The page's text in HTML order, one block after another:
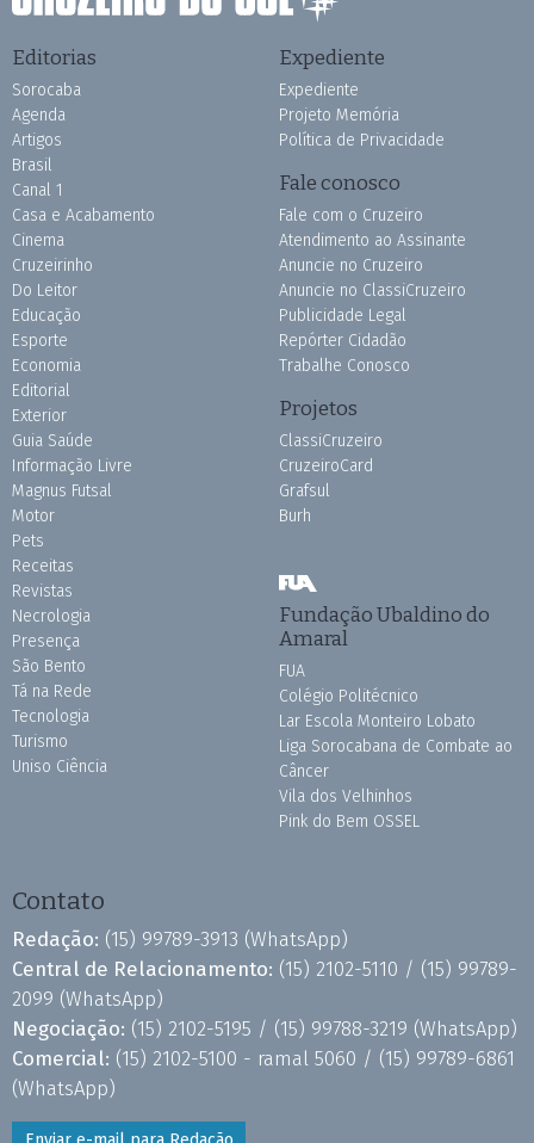
Editorias
Sorocaba
Agenda
Artigos
Brasil
Canal 1
Casa e Acabamento
Cinema
Cruzeirinho
Do Leitor
Educação
Esporte
Economia
Editorial
Exterior
Guia Saúde
Informação Livre
Magnus Futsal
Motor
Pets
Receitas
Revistas
Necrologia
Presença
São Bento
Tá na Rede
Tecnologia
Turismo
Uniso Ciência
Expediente
Expediente
Projeto Memória
Política de Privacidade
Fale conosco
Fale com o Cruzeiro
Atendimento ao Assinante
Anuncie no Cruzeiro
Anuncie no ClassiCruzeiro
Publicidade Legal
Repórter Cidadão
Trabalhe Conosco
Projetos
ClassiCruzeiro
CruzeiroCard
Grafsul
Burh
Fundação Ubaldino do
Amaral
FUA
Colégio Politécnico
Lar Escola Monteiro Lobato
Liga Sorocabana de Combate ao
Câncer
Vila dos Velhinhos
Pink do Bem OSSEL
Contato
Redação: (15) 99789-3913 (WhatsApp)
Central de Relacionamento: (15) 2102-5110 / (15) 99789-
2099 (WhatsApp)
Negociação: (15) 2102-5195 / (15) 99788-3219 (WhatsApp)
Comercial: (15) 2102-5100 - ramal 5060 / (15) 99789-6861
(WhatsApp)